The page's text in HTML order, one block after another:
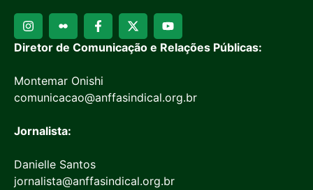
Diretor de Comunicação e Relações Públicas:
Montemar Onishi
comunicacao@anffasindical.org.br
Jornalista:
Danielle Santos
jornalista@anffasindical.org.br